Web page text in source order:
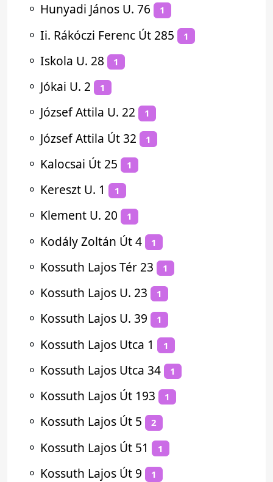
⚬ Hunyadi János U. 76 1
⚬ Ii. Rákóczi Ferenc Út 285 1
⚬ Iskola U. 28 1
⚬ Jókai U. 2 1
⚬ József Attila U. 22 1
⚬ József Attila Út 32 1
⚬ Kalocsai Út 25 1
⚬ Kereszt U. 1 1
⚬ Klement U. 20 1
⚬ Kodály Zoltán Út 4 1
⚬ Kossuth Lajos Tér 23 1
⚬ Kossuth Lajos U. 23 1
⚬ Kossuth Lajos U. 39 1
⚬ Kossuth Lajos Utca 1 1
⚬ Kossuth Lajos Utca 34 1
⚬ Kossuth Lajos Út 193 1
⚬ Kossuth Lajos Út 5 2
⚬ Kossuth Lajos Út 51 1
⚬ Kossuth Lajos Út 9 1